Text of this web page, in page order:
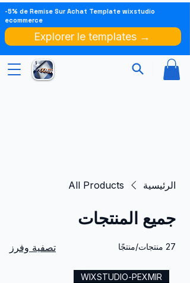
-5% de Remise Sur Achat Template wixstudio
ecommerce
Explorer le templates →
الرئيسية All Products
جميع المنتجات
27 منتجات/منتجًا تصفية وفرز
WIXSTUDIO-PEXMIR